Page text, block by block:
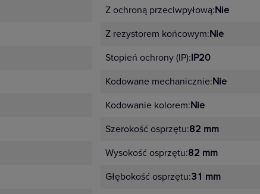
Z ochroną przeciwpyłową:Nie
Z rezystorem końcowym:Nie
Stopień ochrony (IP):IP20
Kodowane mechanicznie:Nie
Kodowanie kolorem:Nie
Szerokość osprzętu:82 mm
Wysokość osprzętu:82 mm
Głębokość osprzętu:31 mm